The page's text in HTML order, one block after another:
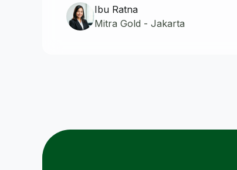
Ibu Ratna
Mitra Gold - Jakarta